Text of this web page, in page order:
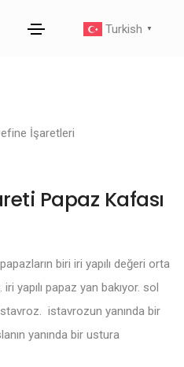
Turkish ▼
İşaretleri
Papaz Kafası
biri iri yapılı değeri orta
yapılı papaz yan bakıyor. sol
istavrozun yanında bir
yanında bir ustura